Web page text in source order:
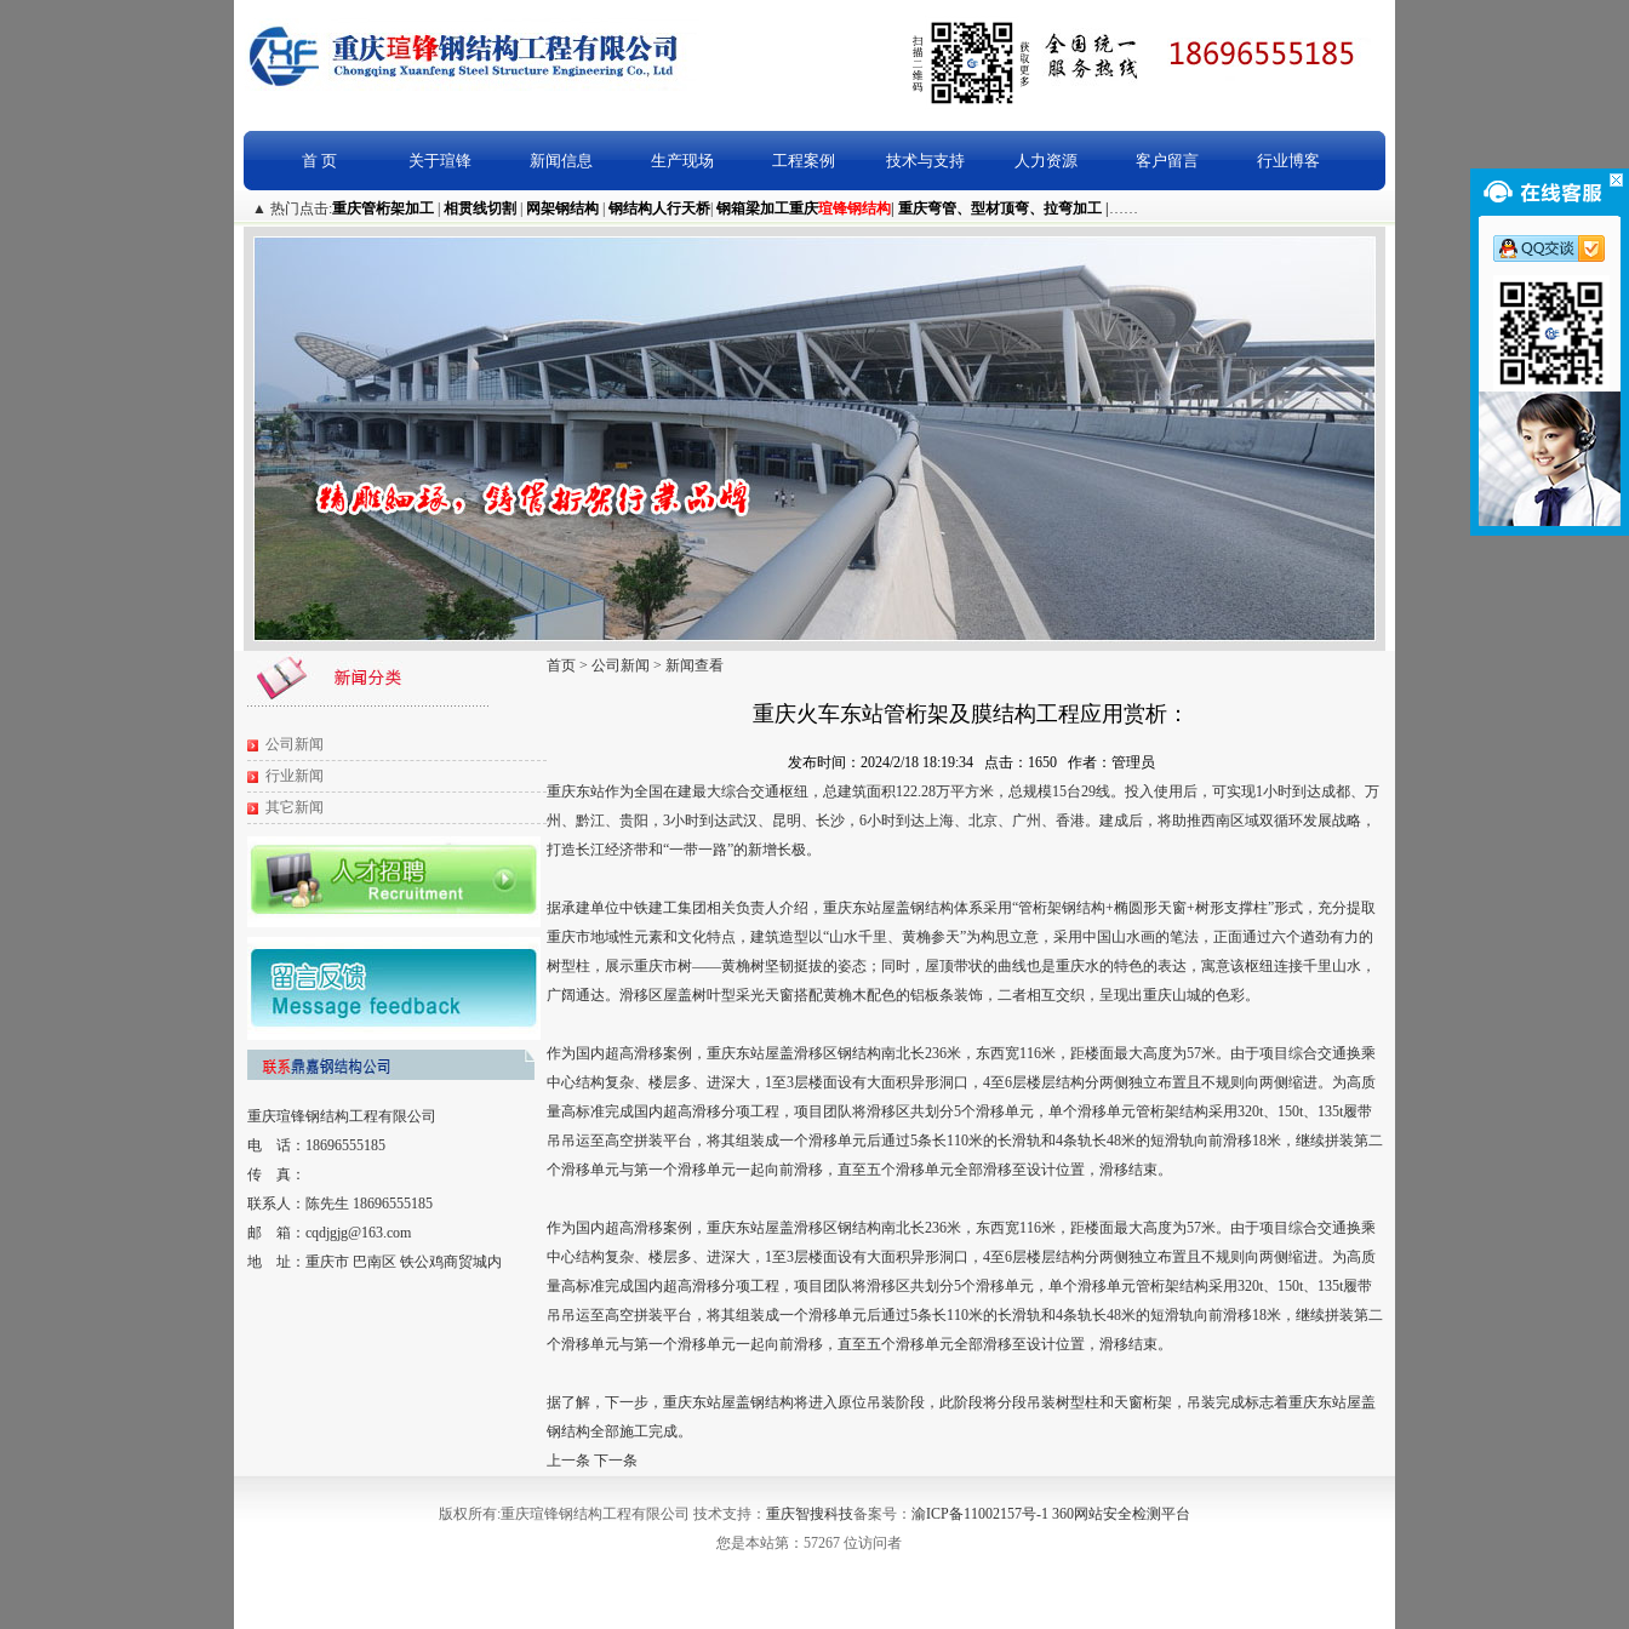
首 页 关于瑄锋 新闻信息 生产现场 工程案例 技术与支持 人力资源 客户留言 行业博客
▲ 热门点击:重庆管桁架加工 相贯线切割 网架钢结构 钢结构人行天桥 钢箱梁加工重庆瑄锋钢结构 重庆弯管、型材顶弯、拉弯加工 ……
公司新闻
行业新闻
其它新闻
重庆瑄锋钢结构工程有限公司
电 话：18696555185
传 真：
联系人：陈先生 18696555185
邮 箱：cqdjgjg@163.com
地 址：重庆市 巴南区 铁公鸡商贸城内
首页 > 公司新闻 > 新闻查看
重庆火车东站管桁架及膜结构工程应用赏析：
发布时间：2024/2/18 18:19:34 点击：1650 作者：管理员
重庆东站作为全国在建最大综合交通枢纽，总建筑面积122.28万平方米，总规模15台29线。投入使用后，可实现1小时到达成都、万
州、黔江、贵阳，3小时到达武汉、昆明、长沙，6小时到达上海、北京、广州、香港。建成后，将助推西南区域双循环发展战略，
打造长江经济带和“一带一路”的新增长极。
据承建单位中铁建工集团相关负责人介绍，重庆东站屋盖钢结构体系采用“管桁架钢结构+椭圆形天窗+树形支撑柱”形式，充分提取
重庆市地域性元素和文化特点，建筑造型以“山水千里、黄桷参天”为构思立意，采用中国山水画的笔法，正面通过六个遒劲有力的
树型柱，展示重庆市树——黄桷树坚韧挺拔的姿态；同时，屋顶带状的曲线也是重庆水的特色的表达，寓意该枢纽连接千里山水，
广阔通达。滑移区屋盖树叶型采光天窗搭配黄桷木配色的铝板条装饰，二者相互交织，呈现出重庆山城的色彩。
作为国内超高滑移案例，重庆东站屋盖滑移区钢结构南北长236米，东西宽116米，距楼面最大高度为57米。由于项目综合交通换乘
中心结构复杂、楼层多、进深大，1至3层楼面设有大面积异形洞口，4至6层楼层结构分两侧独立布置且不规则向两侧缩进。为高质
量高标准完成国内超高滑移分项工程，项目团队将滑移区共划分5个滑移单元，单个滑移单元管桁架结构采用320t、150t、135t履带
吊吊运至高空拼装平台，将其组装成一个滑移单元后通过5条长110米的长滑轨和4条轨长48米的短滑轨向前滑移18米，继续拼装第二
个滑移单元与第一个滑移单元一起向前滑移，直至五个滑移单元全部滑移至设计位置，滑移结束。
作为国内超高滑移案例，重庆东站屋盖滑移区钢结构南北长236米，东西宽116米，距楼面最大高度为57米。由于项目综合交通换乘
中心结构复杂、楼层多、进深大，1至3层楼面设有大面积异形洞口，4至6层楼层结构分两侧独立布置且不规则向两侧缩进。为高质
量高标准完成国内超高滑移分项工程，项目团队将滑移区共划分5个滑移单元，单个滑移单元管桁架结构采用320t、150t、135t履带
吊吊运至高空拼装平台，将其组装成一个滑移单元后通过5条长110米的长滑轨和4条轨长48米的短滑轨向前滑移18米，继续拼装第二
个滑移单元与第一个滑移单元一起向前滑移，直至五个滑移单元全部滑移至设计位置，滑移结束。
据了解，下一步，重庆东站屋盖钢结构将进入原位吊装阶段，此阶段将分段吊装树型柱和天窗桁架，吊装完成标志着重庆东站屋盖
钢结构全部施工完成。
上一条 下一条
版权所有:重庆瑄锋钢结构工程有限公司 技术支持： 重庆智搜科技备案号： 渝ICP备11002157号-1 360网站安全检测平台
您是本站第：57267 位访问者